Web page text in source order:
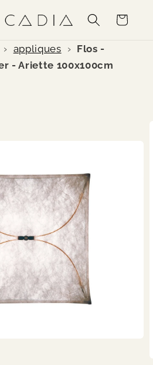
Panier
› appliques › Flos -
- Ariette 100x100cm